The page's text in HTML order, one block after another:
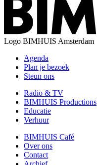
Logo BIMHUIS Amsterdam
Agenda
Plan je bezoek
Steun ons
Radio & TV
BIMHUIS Productions
Educatie
Verhuur
BIMHUIS Café
Over ons
Contact